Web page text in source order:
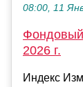
08:00, 11
2026 г.
Индекс